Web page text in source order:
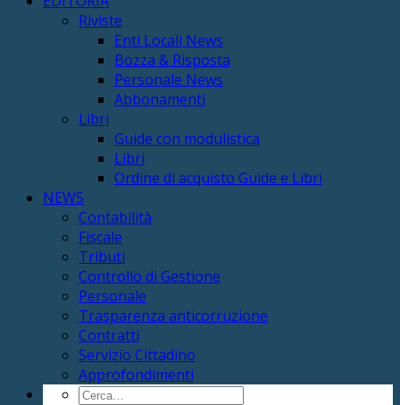
Riviste
Enti Locali News
Bozza & Risposta
Personale News
Abbonamenti
Libri
Guide con modulistica
Libri
Ordine di acquisto Guide e Libri
NEWS
Contabilità
Fiscale
Tributi
Controllo di Gestione
Personale
Trasparenza anticorruzione
Contratti
Servizio Cittadino
Approfondimenti
Cerca: